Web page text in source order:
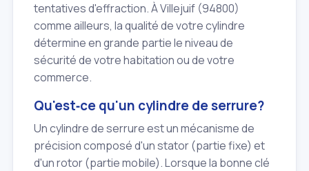
tentatives d'effraction. À Villejuif (94800)
comme ailleurs, la qualité de votre cylindre
détermine en grande partie le niveau de
sécurité de votre habitation ou de votre
commerce.
Qu'est‑ce qu'un cylindre de serrure?
Un cylindre de serrure est un mécanisme de
précision composé d'un stator (partie fixe) et
d'un rotor (partie mobile). Lorsque la bonne clé